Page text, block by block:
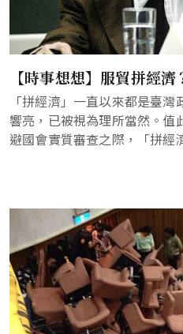
【時事想想】服貿拼經
「拼經濟」一直以來都是臺
響亮，已被視為理所當然。值
避國會實質審查之際，「拼經